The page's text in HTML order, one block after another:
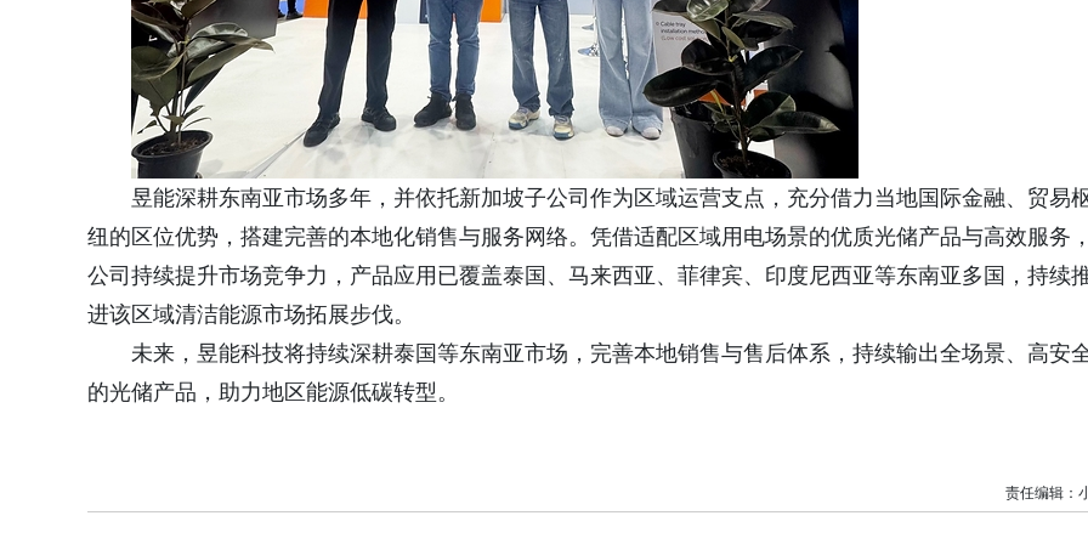
昱能深耕东南亚市场多年，并依托新加坡子公司作为区域运营支点，充分借力当地国际金融、贸易
纽的区位优势，搭建完善的本地化销售与服务网络。凭借适配区域用电场景的优质光储产品与高效服务，
公司持续提升市场竞争力，产品应用已覆盖泰国、马来西亚、菲律宾、印度尼西亚等东南亚多国，持续
进该区域清洁能源市场拓展步伐。
未来，昱能科技将持续深耕泰国等东南亚市场，完善本地销售与售后体系，持续输出全场景、高安
的光储产品，助力地区能源低碳转型。
责任编辑：